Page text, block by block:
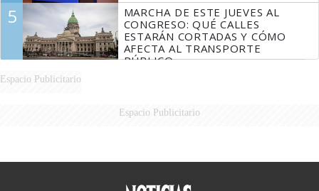
5
MARCHA DE ESTE JUEVES AL
CONGRESO: QUÉ CALLES
ESTARÁN CORTADAS Y CÓMO
AFECTA AL TRANSPORTE
PÚBLICO
Espacio Publicitario
Espacio Publicitario